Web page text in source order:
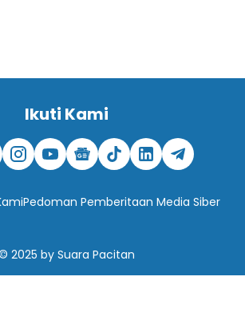
Ikuti Kami
Pedoman Pemberitaan Media Siber
2025 by Suara Pacitan